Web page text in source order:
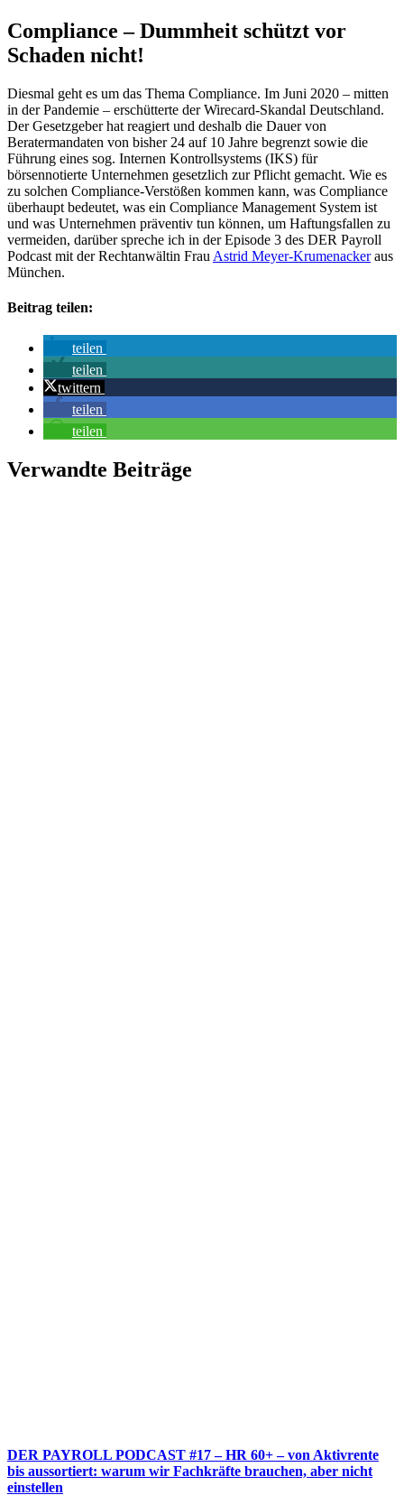
Compliance – Dummheit schützt vor
Schaden nicht!
Diesmal geht es um das Thema Compliance. Im Juni 2020 – mitten
in der Pandemie – erschütterte der Wirecard-Skandal Deutschland.
Der Gesetzgeber hat reagiert und deshalb die Dauer von
Beratermandaten von bisher 24 auf 10 Jahre begrenzt sowie die
Führung eines sog. Internen Kontrollsystems (IKS) für
börsennotierte Unternehmen gesetzlich zur Pflicht gemacht. Wie es
zu solchen Compliance-Verstößen kommen kann, was Compliance
überhaupt bedeutet, was ein Compliance Management System ist
und was Unternehmen präventiv tun können, um Haftungsfallen zu
vermeiden, darüber spreche ich in der Episode 3 des DER Payroll
Podcast mit der Rechtanwältin Frau ⁠Astrid Meyer-Krumenacker⁠aus
München.
Beitrag teilen:
teilen
teilen
twittern
teilen
teilen
Verwandte Beiträge
DER PAYROLL PODCAST #17 – HR 60+ – von Aktivrente
bis aussortiert: warum wir Fachkräfte brauchen, aber nicht
einstellen